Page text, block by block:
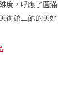
度，呼應了圓滿
術館二館的美好